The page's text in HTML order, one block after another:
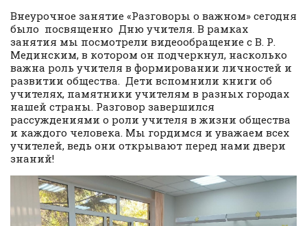
Внеурочное занятие «Разговоры о важном» сегодня
было посвященно Дню учителя. В рамках
занятия мы посмотрели видеообращение с В. Р.
Мединским, в котором он подчеркнул, насколько
важна роль учителя в формировании личностей и
развитии общества. Дети вспомнили книги об
учителях, памятники учителям в разных городах
нашей страны. Разговор завершился
рассуждениями о роли учителя в жизни общества
и каждого человека. Мы гордимся и уважаем всех
учителей, ведь они открывают перед нами двери
знаний!